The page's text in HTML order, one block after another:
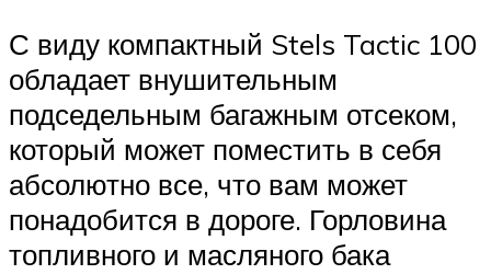
С виду компактный Stels Tactic 100
обладает внушительным
подседельным багажным отсеком,
который может поместить в себя
абсолютно все, что вам может
понадобится в дороге. Горловина
топливного и масляного бака